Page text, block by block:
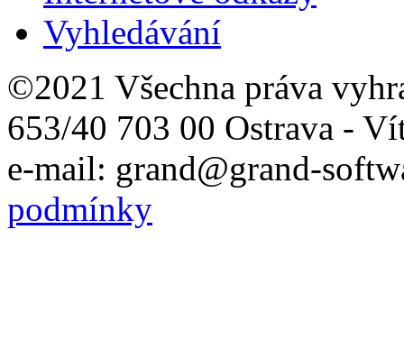
Vyhledávání
©2021 Všechna práva
653/40 703 00 Ostrava -
e-mail: grand@grand-
podmínky